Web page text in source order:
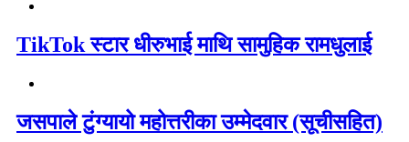
TikTok स्टार धीरुभाई माथि सामुहिक रामधुलाई
जसपाले टुंग्यायो महोत्तरीका उम्मेदवार (सूचीसहित)